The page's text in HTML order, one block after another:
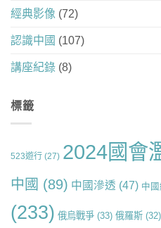
經典影像 (72)
認識中國 (107)
講座紀錄 (8)
標籤
523遊行 (27) 2024國會
中國 (89) 中國滲透 (47) 中
(233) 俄烏戰爭 (33) 俄羅斯 (32)